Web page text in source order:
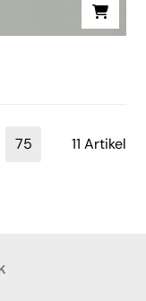
11 Artikel
75